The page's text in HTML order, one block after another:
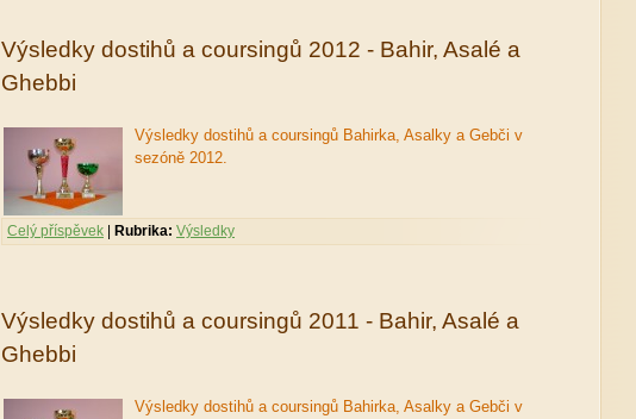
Výsledky dostihů a coursingů 2012 - Bahir, Asalé a
Ghebbi
Výsledky dostihů a coursingů Bahirka, Asalky a Gebči v
sezóně 2012.
Celý příspěvek Rubrika: Výsledky
Výsledky dostihů a coursingů 2011 - Bahir, Asalé a
Ghebbi
Výsledky dostihů a coursingů Bahirka, Asalky a Gebči v